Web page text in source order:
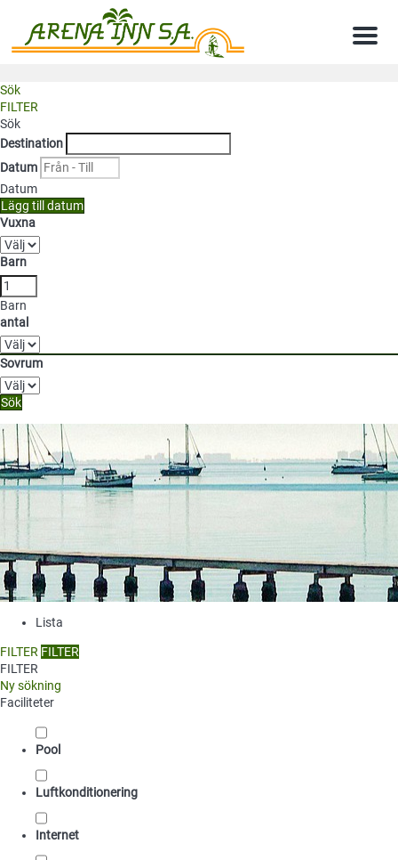
Meny
Sök
FILTER
Sök
Destination
Datum
Datum
Lägg till datum
Vuxna
Barn
Barn
antal
Sovrum
Sök
Lista
FILTER FILTER
FILTER
Ny sökning
Faciliteter
Pool
Luftkonditionering
Internet